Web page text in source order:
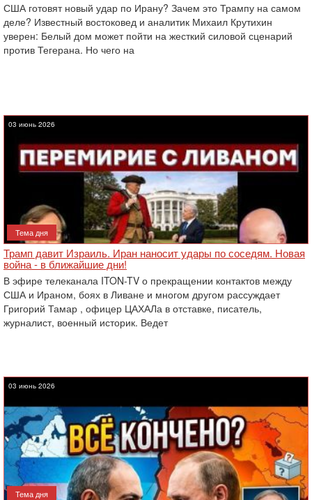
США готовят новый удар по Ирану? Зачем это Трампу на самом
деле? Известный востоковед и аналитик Михаил Крутихин
уверен: Белый дом может пойти на жесткий силовой сценарий
против Тегерана. Но чего на
03 июнь 2026
Тема дня
Трамп давит Израиль. Иран наносит удары по соседям. Новая
война - в ближайшие дни!
В эфире телеканала ITON-TV о прекращении контактов между
США и Ираном, боях в Ливане и многом другом рассуждает
Григорий Тамар , офицер ЦАХАЛа в отставке, писатель,
журналист, военный историк. Ведет
03 июнь 2026
Тема дня